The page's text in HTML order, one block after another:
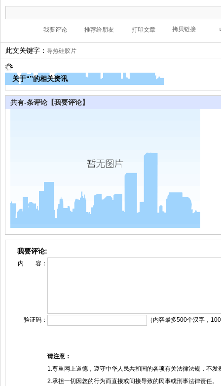
此文关键字： 导热硅胶片
关于“”的相关资讯
共有-条评论 【我要评论】
我要评论:
内 容：
验证码： （内容最多500个汉字，
请注意：
1.尊重网上道德，遵守中华人民共和国的各项有关法律法规，不发
2.承担一切因您的行为而直接或间接导致的民事或刑事法律责任。